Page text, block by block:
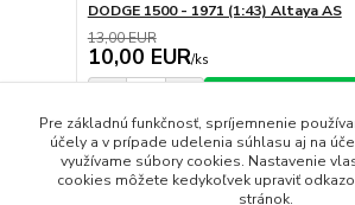
DODGE 1500 - 1971 (1:43) Altaya AS
13,00 EUR
10,00 EUR/ks
strana z 1
Pre základnú funkčnosť, spríjemnenie
účely a v prípade udelenia súhlasu aj na
využívame súbory cookies. Nastavenie
cookies môžete kedykoľvek upraviť
stránok.